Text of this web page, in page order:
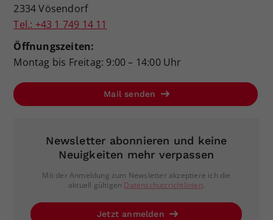
2334 Vösendorf
Tel.: +43 1 749 14 11
Öffnungszeiten:
Montag bis Freitag: 9:00 – 14:00 Uhr
Mail senden
Newsletter abonnieren und keine
Neuigkeiten mehr verpassen
Mit der Anmeldung zum Newsletter akzeptiere ich die
aktuell gültigen Datenschutzrichtlinien.
Jetzt anmelden